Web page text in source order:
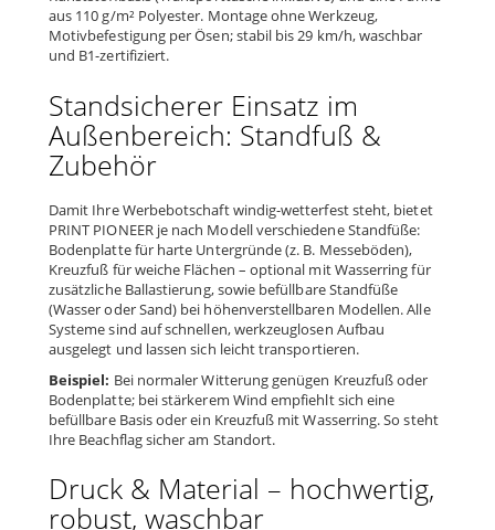
aus 110 g/m² Polyester. Montage ohne Werkzeug,
Motivbefestigung per Ösen; stabil bis 29 km/h, waschbar
und B1-zertifiziert.
Standsicherer Einsatz im
Außenbereich: Standfuß &
Zubehör
Damit Ihre Werbebotschaft windig-wetterfest steht, bietet
PRINT PIONEER je nach Modell verschiedene Standfüße:
Bodenplatte für harte Untergründe (z. B. Messeböden),
Kreuzfuß für weiche Flächen – optional mit Wasserring für
zusätzliche Ballastierung, sowie befüllbare Standfüße
(Wasser oder Sand) bei höhenverstellbaren Modellen. Alle
Systeme sind auf schnellen, werkzeuglosen Aufbau
ausgelegt und lassen sich leicht transportieren.
Beispiel: Bei normaler Witterung genügen Kreuzfuß oder
Bodenplatte; bei stärkerem Wind empfiehlt sich eine
befüllbare Basis oder ein Kreuzfuß mit Wasserring. So steht
Ihre Beachflag sicher am Standort.
Druck & Material – hochwertig,
robust, waschbar